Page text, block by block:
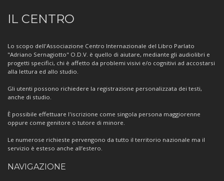
Informazioni
sul
Centro
IL CENTRO
Lo scopo dell'Associazione Centro Internazionale del Libro Parlato
"Adriano Sernagiotto" O.D.V. è quello di aiutare, mediante gli audiolibri e
progetti specifici, chi è affetto da problemi visivi e/o cognitivi ad accostarsi
alla lettura ed allo studio.
Gli utenti possono richiedere la registrazione personalizzata dei testi,
anche di studio.
È possibile effettuare l'iscrizione come singola persona maggiorenne
oppure come genitore o tutore di minore.
Le numerose richieste pervengono da tutto il territorio nazionale ma il
servizio è esteso anche all’estero.
NAVIGAZIONE